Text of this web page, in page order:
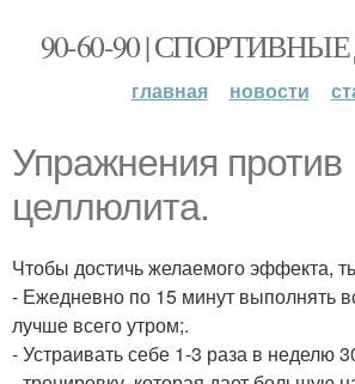
90-60-90 |
главная новости
Упражнения против
целлюлита.
Чтобы достичь желаемого эффекта,
- Ежедневно по 15 минут выполнять
лучше всего утром;.
- Устраивать себе 1-3 раза в неделю